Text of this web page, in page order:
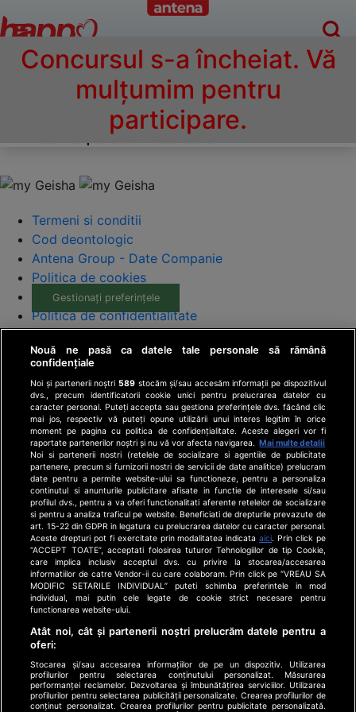
Program Happy Channel
Actorii tai preferati din seriale turcesti
Actorii tai preferati din telenovele
Concursul s-a încheiat. Vă
mulțumim pentru
participare.
Termeni si conditii
Cod deontologic
Antena Group - Date Companie
Politica de cookies
Gestionați preferințele
Politica de confidentialitate
Anunturi gratuite pe Lajumate.ro
Ultimele Stiri
Program Happy Channel
Echipa editorială
Site-uri Antena Group
a1.ro
antenastars.ro
as.ro
catine.ro
hellotaste.ro
deparinti.ro
medicool.ro
observatornews.ro
spynews.ro
useit.ro
retetefeldefel.ro
zutv.ro
Trends AntenaPLAY
AntenaPLAY
Nouă ne pasă ca datele tale personale să rămână
confidențiale
Noi și partenerii noștri 589stocăm și/sau accesăm informații pe dispozitivul
dvs., precum identificatorii cookie unici pentru prelucrarea datelor cu
caracter personal. Puteți accepta sau gestiona preferințele dvs. făcând clic
mai jos, respectiv vă puteți opune utilizării unui interes legitim în orice
moment pe pagina cu politica de confidențialitate. Aceste alegeri vor fi
raportate partenerilor noștri și nu vă vor afecta navigarea. Mai multe detalii
Noi si partenerii nostri (retelele de socializare si agentiile de publicitate
partenere, precum si furnizorii nostri de servicii de date analitice) prelucram
date pentru a permite website-ului sa functioneze, pentru a personaliza
continutul si anunturile publicitare afisate in functie de interesele si/sau
profilul dvs., pentru a va oferi functionalitati aferente retelelor de socializare
si pentru a analiza traficul pe website. Beneficiati de drepturile prevazute de
art. 15-22 din GDPR in legatura cu prelucrarea datelor cu caracter personal.
Aceste drepturi pot fi exercitate prin modalitatea indicataaici. Prin click pe
“ACCEPT TOATE”, acceptati folosirea tuturor Tehnologiilor de tip Cookie,
care implica inclusiv acceptul dvs. cu privire la stocarea/accesarea
informatiilor de catre Vendor-ii cu care colaboram. Prin click pe “VREAU SA
MODIFIC SETARILE INDIVIDUAL” puteti schimba preferintele in mod
individual, mai putin cele legate de cookie strict necesare pentru
functionarea website-ului.
Atât noi, cât și partenerii noștri prelucrăm datele pentru a
oferi:
Stocarea și/sau accesarea informațiilor de pe un dispozitiv. Utilizarea
profilurilor pentru selectarea conținutului personalizat. Măsurarea
performanței reclamelor. Dezvoltarea și îmbunătățirea serviciilor. Utilizarea
profilurilor pentru selectarea publicității personalizate. Crearea profilurilor de
conținut personalizat. Crearea profilurilor pentru publicitate personalizată.